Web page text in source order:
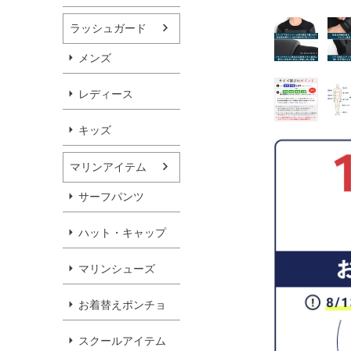
ラッシュガード
メンズ
レディース
キッズ
マリンアイテム
サーフパンツ
ハット・キャップ
マリンシューズ
お着替えポンチョ
スクールアイテム